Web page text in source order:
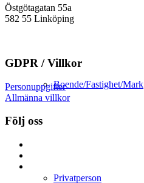
Boende/Fastighet/Mark
Privatperson
Östgötagatan 55a
582 55 Linköping
GDPR / Villkor
Personuppgifter
Allmänna villkor
Följ oss